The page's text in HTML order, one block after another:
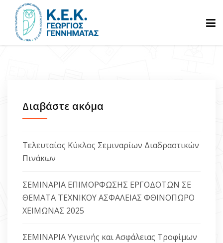
ΑΝΑΚΟΙΝΩΣΕΙΣ
ΕΠΙΚΟΙΝΩΝΙΑ
Διαβάστε ακόμα
Τελευταίος Κύκλος Σεμιναρίων Διαδραστικών
Πινάκων
ΣΕΜΙΝΑΡΙΑ ΕΠΙΜΟΡΦΩΣΗΣ ΕΡΓΟΔΟΤΩΝ ΣΕ
ΘΕΜΑΤΑ ΤΕΧΝΙΚΟΥ ΑΣΦΑΛΕΙΑΣ ΦΘΙΝΟΠΩΡΟ
ΧΕΙΜΩΝΑΣ 2025
ΣΕΜΙΝΑΡΙΑ Υγιεινής και Ασφάλειας Τροφίμων